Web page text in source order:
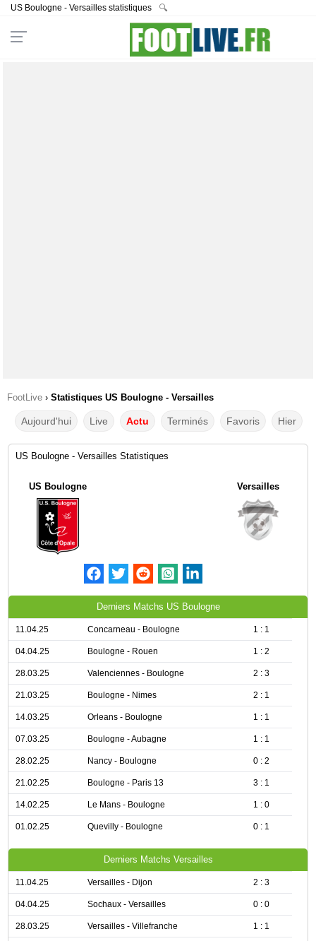
US Boulogne - Versailles statistiques 🔍
FootLive › Statistiques US Boulogne - Versailles
Aujourd'hui Live Actu Terminés Favoris Hier
US Boulogne - Versailles Statistiques
US Boulogne Versailles
Derniers Matchs US Boulogne
11.04.25 Concarneau - Boulogne 1 : 1
04.04.25 Boulogne - Rouen 1 : 2
28.03.25 Valenciennes - Boulogne 2 : 3
21.03.25 Boulogne - Nimes 2 : 1
14.03.25 Orleans - Boulogne 1 : 1
07.03.25 Boulogne - Aubagne 1 : 1
28.02.25 Nancy - Boulogne 0 : 2
21.02.25 Boulogne - Paris 13 3 : 1
14.02.25 Le Mans - Boulogne 1 : 0
01.02.25 Quevilly - Boulogne 0 : 1
Derniers Matchs Versailles
11.04.25 Versailles - Dijon 2 : 3
04.04.25 Sochaux - Versailles 0 : 0
28.03.25 Versailles - Villefranche 1 : 1